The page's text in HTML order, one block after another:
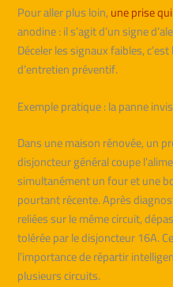
Pour aller plus loin,une prise
anodine : il s’agit d’un signe
Déceler les signaux faibles,
d’entretien préventif.
Exemple pratique : la panne
Dans une maison rénovée, un
disjoncteur général coupe
simultanément un four et une
pourtant récente. Après
reliées sur le même circuit,
tolérée par le disjoncteur 16A.
l’importance de répartir
plusieurs circuits.